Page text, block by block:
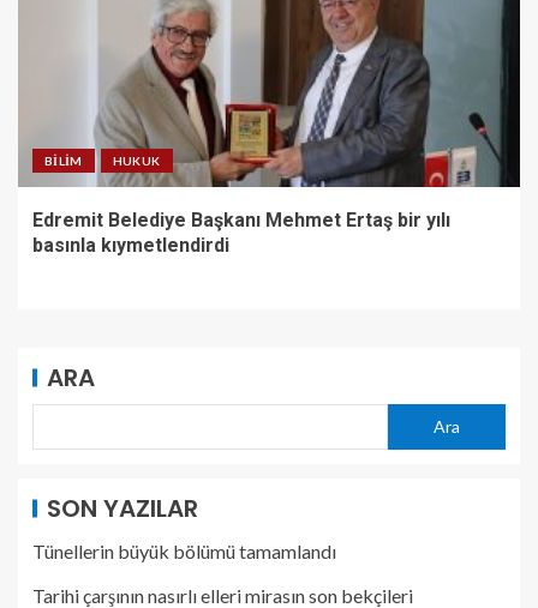
BILIM HUKUK
Edremit Belediye Başkanı Mehmet Ertaş bir yılı
basınla kıymetlendirdi
ARA
Ara
SON YAZILAR
Tünellerin büyük bölümü tamamlandı
Tarihi çarşının nasırlı elleri mirasın son bekçileri